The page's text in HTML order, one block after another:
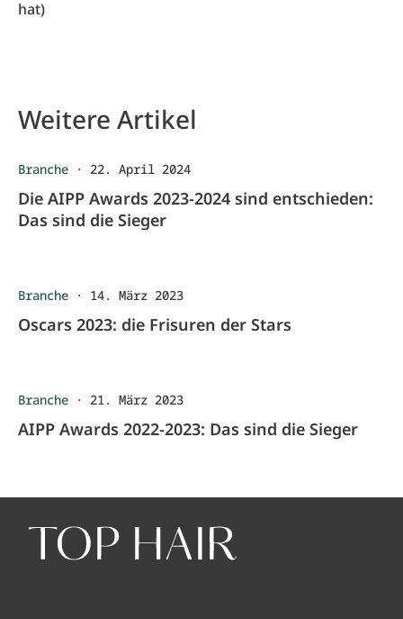
hat)
Weitere Artikel
Branche · 22. April 2024
Die AIPP Awards 2023-2024 sind entschieden:
Das sind die Sieger
Branche · 14. März 2023
Oscars 2023: die Frisuren der Stars
Branche · 21. März 2023
AIPP Awards 2022-2023: Das sind die Sieger